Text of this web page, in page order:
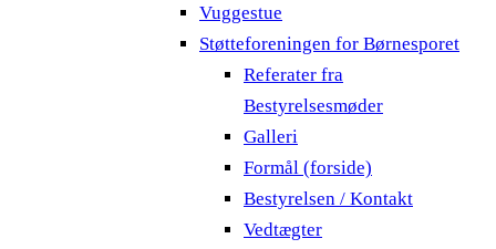
Vuggestue
Støtteforeningen for Børnesporet
Referater fra
Bestyrelsesmøder
Galleri
Formål (forside)
Bestyrelsen / Kontakt
Vedtægter